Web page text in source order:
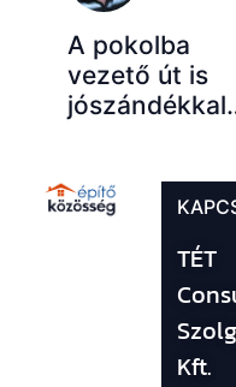
A pokolba
vezető út is
TÉT
Kft.